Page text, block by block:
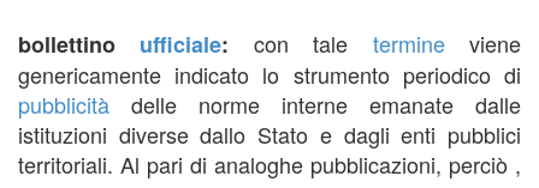
bollettino ufficiale: con tale termineviene
genericamente indicato lo strumento periodico di
pubblicità delle norme interne emanate dalle
istituzioni diverse dallo Stato e dagli enti pubblici
territoriali. Al pari di analoghe pubblicazioni, perciò ,